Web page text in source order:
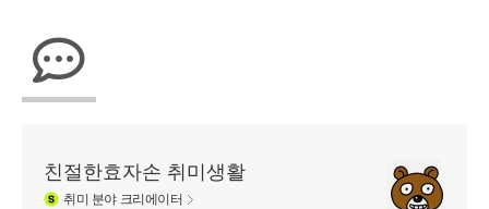
친절한효자손 취미생활
취미 분야 크리에이터